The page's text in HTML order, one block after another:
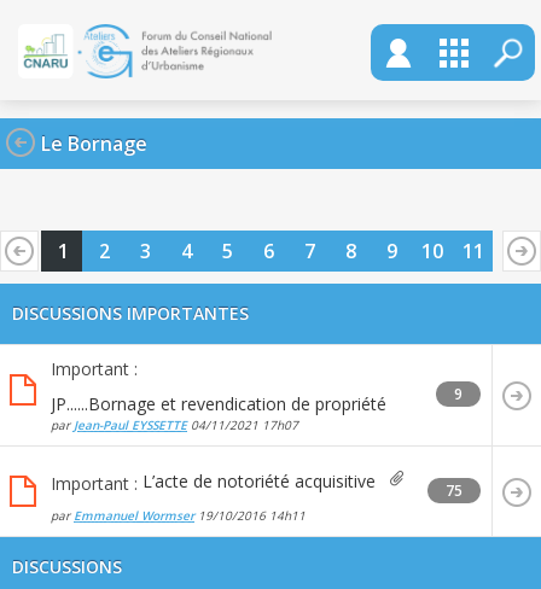
Le Bornage
1 2 3 4 5 6 7 8 9 10 11
DISCUSSIONS IMPORTANTES
Important :
JP......Bornage et revendication de propriété
par Jean-Paul EYSSETTE04/11/2021 17h07
9
Important : L’acte de notoriété acquisitive
par Emmanuel Wormser19/10/2016 14h11
75
DISCUSSIONS